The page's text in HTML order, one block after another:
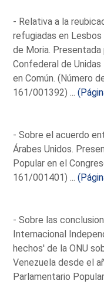
- Relativa a la
refugiadas en
de Moria.
Confederal de
en Común. (Número
161/001392) ...
- Sobre el acuerdo
Árabes Unidos.
Popular en el
161/001401) ...
- Sobre las
Internacional
hechos' de la ONU
Venezuela desde el
Parlamentario